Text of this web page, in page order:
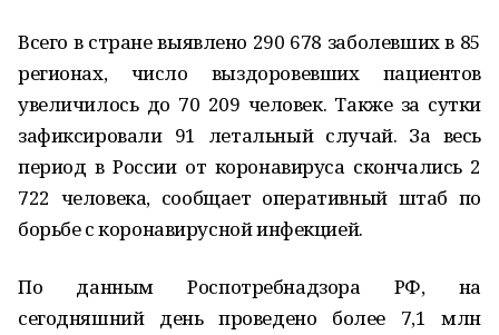
Всего в стране выявлено 290 678 заболевших в 85
регионах, число выздоровевших пациентов
увеличилось до 70 209 человек. Также за сутки
зафиксировали 91 летальный случай. За весь
период в России от коронавируса скончались 2
722 человека, сообщает оперативный штаб по
борьбе с коронавирусной инфекцией.
По данным Роспотребнадзора РФ, на
сегодняшний день проведено более 7,1 млн